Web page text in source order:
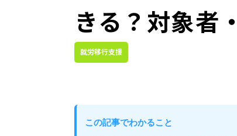
きる？対象者
就労移行支援
この記事でわかること